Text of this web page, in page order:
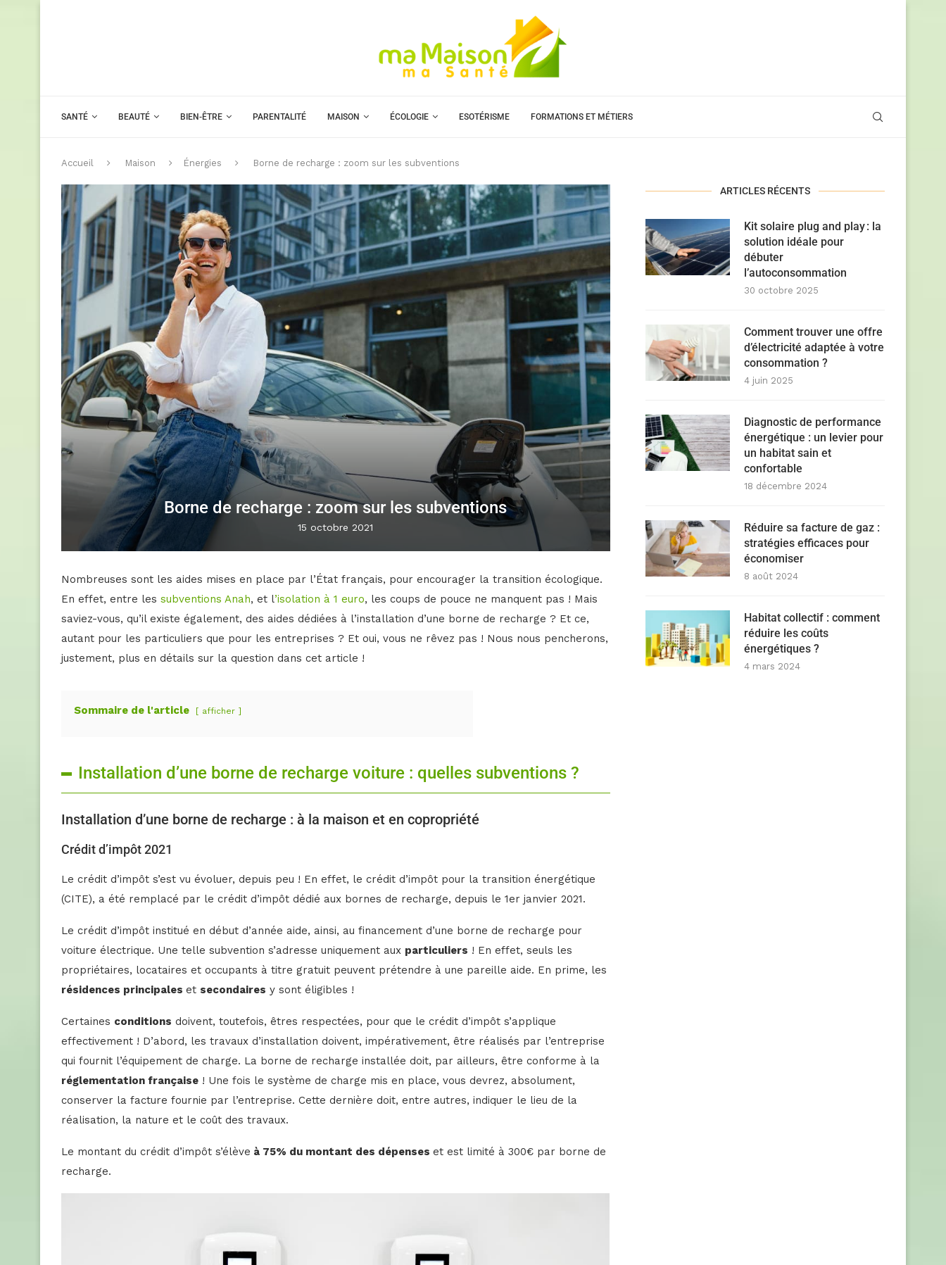
SANTÉ BEAUTÉ BIEN-ÊTRE PARENTALITÉ MAISON ÉCOLOGIE ESOTÉRISME FORMATIONS ET MÉTIERS
Accueil Maison Énergies Borne de recharge : zoom sur les subventions
Borne de recharge : zoom sur les subventions
15 octobre 2021
Nombreuses sont les aides mises en place par l’État français, pour encourager la transition écologique.
En effet, entre les subventions Anah, et l’isolation à 1 euro, les coups de pouce ne manquent pas ! Mais
saviez-vous, qu’il existe également, des aides dédiées à l’installation d’une borne de recharge ? Et ce,
autant pour les particuliers que pour les entreprises ? Et oui, vous ne rêvez pas ! Nous nous pencherons,
justement, plus en détails sur la question dans cet article !
Sommaire de l'article afficher
Installation d’une borne de recharge voiture : quelles subventions ?
Installation d’une borne de recharge : à la maison et en copropriété
Crédit d’impôt 2021
Le crédit d’impôt s’est vu évoluer, depuis peu ! En effet, le crédit d’impôt pour la transition énergétique
(CITE), a été remplacé par le crédit d’impôt dédié aux bornes de recharge, depuis le 1er janvier 2021.
Le crédit d’impôt institué en début d’année aide, ainsi, au financement d’une borne de recharge pour
voiture électrique. Une telle subvention s’adresse uniquement aux particuliers ! En effet, seuls les
propriétaires, locataires et occupants à titre gratuit peuvent prétendre à une pareille aide. En prime, les
résidences principales et secondaires y sont éligibles !
Certaines conditions doivent, toutefois, êtres respectées, pour que le crédit d’impôt s’applique
effectivement ! D’abord, les travaux d’installation doivent, impérativement, être réalisés par l’entreprise
qui fournit l’équipement de charge. La borne de recharge installée doit, par ailleurs, être conforme à la
réglementation française ! Une fois le système de charge mis en place, vous devrez, absolument,
conserver la facture fournie par l’entreprise. Cette dernière doit, entre autres, indiquer le lieu de la
réalisation, la nature et le coût des travaux.
Le montant du crédit d’impôt s’élève à 75% du montant des dépenses et est limité à 300€ par borne de
recharge.
ARTICLES RÉCENTS
Kit solaire plug and play : la
solution idéale pour
débuter
l’autoconsommation
30 octobre 2025
Comment trouver une offre
d’électricité adaptée à votre
consommation ?
4 juin 2025
Diagnostic de performance
énergétique : un levier pour
un habitat sain et
confortable
18 décembre 2024
Réduire sa facture de gaz :
stratégies efficaces pour
économiser
8 août 2024
Habitat collectif : comment
réduire les coûts
énergétiques ?
4 mars 2024